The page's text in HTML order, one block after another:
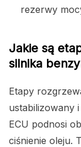
rezerwy
Jakie są
silnika
Etapy
ustabilizowany
ECU podnosi
ciśnienie oleju.